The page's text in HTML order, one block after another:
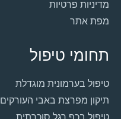
מדיניות פרטיות
מפת אתר
תחומי טיפול
טיפול בערמונית מוגדלת
תיקון מפרצת באבי העורקים
טיפול בכף רגל סוכרתית